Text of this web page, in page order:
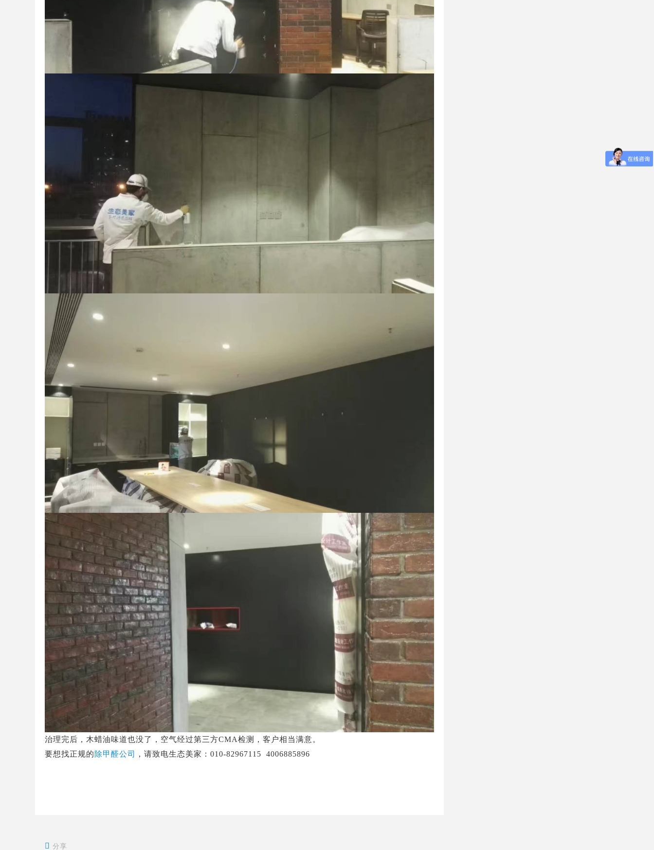
治理完后，木蜡油味道也没了，空气经过第三方CMA检测，客户相当满意。
要想找正规的 除甲醛公司 ，请致电生态美家：010-82967115 4006885896
 分享